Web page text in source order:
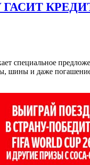
ГАСИТ
специальное
шины и даже